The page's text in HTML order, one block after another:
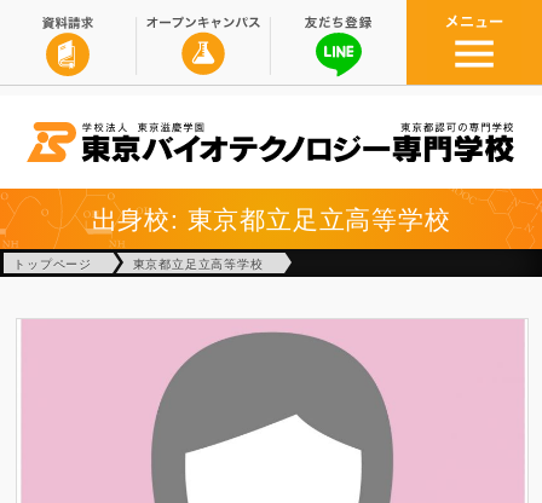
出身校: 東京都立足立高等学校
トップページ 東京都立足立高等学校